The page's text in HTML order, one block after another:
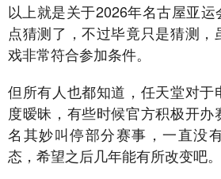
以上就是关于2026年名古屋亚
点猜测了，不过毕竟只是猜测
戏非常符合参加条件。
但所有人也都知道，任天堂对于
度暧昧，有些时候官方积极开
名其妙叫停部分赛事，一直没
态，希望之后几年能有所改变吧。